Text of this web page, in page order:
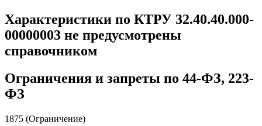
Характеристики по КТРУ 32.40.40.000-
00000003 не предусмотрены
справочником
Ограничения и запреты по 44-ФЗ, 223-
ФЗ
1875 (Ограничение)